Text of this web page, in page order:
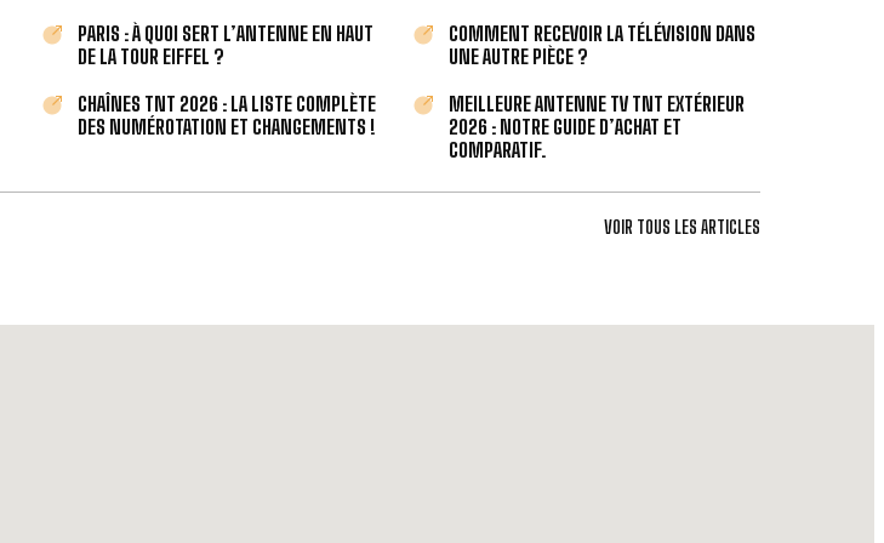
PARIS : À QUOI SERT L’ANTENNE EN HAUT
DE LA TOUR EIFFEL ?
COMMENT RECEVOIR LA TÉLÉVISION DANS
UNE AUTRE PIÈCE ?
CHAÎNES TNT 2026 : LA LISTE COMPLÈTE
DES NUMÉROTATION ET CHANGEMENTS !
MEILLEURE ANTENNE TV TNT EXTÉRIEUR
2026 : NOTRE GUIDE D’ACHAT ET
COMPARATIF.
VOIR TOUS LES ARTICLES